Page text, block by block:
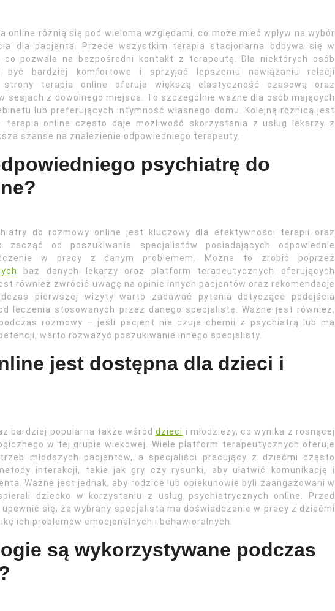
online różnią się pod wieloma względami, co może mieć wpływ na wybór
dla pacjenta. Przede wszystkim terapia stacjonarna odbywa się w
co pozwala na bezpośredni kontakt z terapeutą. Dla niektórych osób
być bardziej komfortowe i sprzyjać lepszemu nawiązaniu relacji
terapia online oferuje większą elastyczność czasową oraz
sesjach z dowolnego miejsca. To szczególnie ważne dla osób mających
lub preferujących intymność własnego domu. Kolejną różnicą jest
terapia online często daje możliwość skorzystania z usług lekarzy z
szanse na znalezienie odpowiedniego terapeuty.
psychiatrę do
do rozmowy online jest kluczowy dla efektywności terapii oraz
zacząć od poszukiwania specjalistów posiadających odpowiednie
w pracy z danym problemem. Można to zrobić poprzez
baz danych lekarzy oraz platform terapeutycznych oferujących
również zwrócić uwagę na opinie innych pacjentów oraz rekomendacje
pierwszej wizyty warto zadawać pytania dotyczące podejścia
leczenia stosowanych przez danego specjalistę. Ważne jest również,
rozmowy – jeśli pacjent nie czuje chemii z psychiatrą lub ma
warto rozważyć poszukiwanie innego specjalisty.
jest dostępna dla dzieci i
bardziej popularna także wśróddzieci i młodzieży, co wynika z rosnącej
w tej grupie wiekowej. Wiele platform terapeutycznych oferuje
młodszych pacjentów, a specjaliści pracujący z dziećmi często
interakcji, takie jak gry czy rysunki, aby ułatwić komunikację i
Ważne jest jednak, aby rodzice lub opiekunowie byli zaangażowani w
dziecko w korzystaniu z usług psychiatrycznych online. Przed
się, że wybrany specjalista ma doświadczenie w pracy z dziećmi
ich problemów emocjonalnych i behawioralnych.
są wykorzystywane podczas